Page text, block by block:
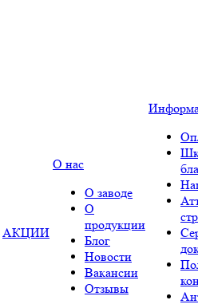
АКЦИИ
О нас
О заводе
О
продукции
Блог
Новости
Вакансии
Отзывы